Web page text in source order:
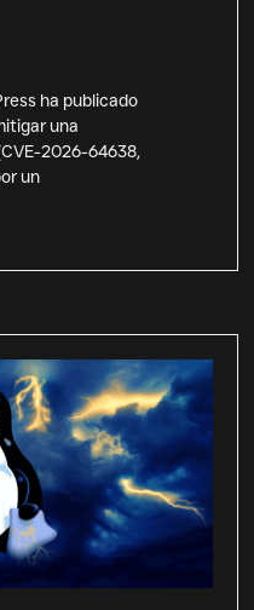
ha publicado
una
2026-64638,
un